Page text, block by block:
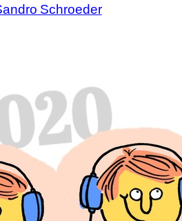
Schroeder